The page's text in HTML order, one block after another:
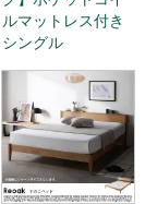
ー） セミダブル
オーク材 天然木す